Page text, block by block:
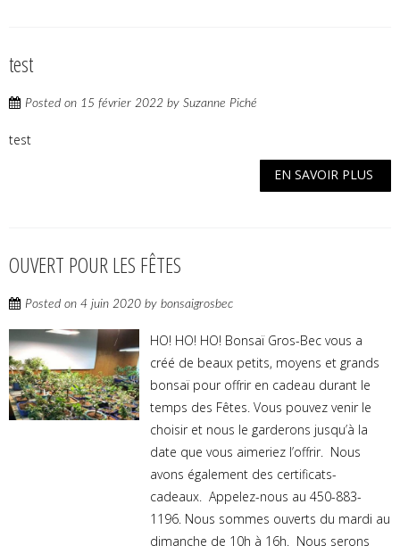
test
Posted on 15 février 2022 by Suzanne Piché
test
EN SAVOIR PLUS
OUVERT POUR LES FÊTES
Posted on 4 juin 2020 by bonsaigrosbec
HO! HO! HO! Bonsaï Gros-Bec vous a
créé de beaux petits, moyens et grands
bonsaï pour offrir en cadeau durant le
temps des Fêtes. Vous pouvez venir le
choisir et nous le garderons jusqu’à la
date que vous aimeriez l’offrir. Nous
avons également des certificats-
cadeaux. Appelez-nous au 450-883-
1196. Nous sommes ouverts du mardi au
dimanche de 10h à 16h. Nous serons